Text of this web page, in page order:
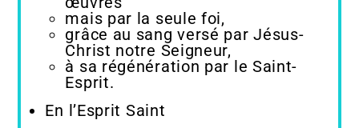
mais par la seule foi,
grâce au sang versé par Jésus-
Christ notre Seigneur,
à sa régénération par le Saint-
Esprit.
En l’Esprit Saint